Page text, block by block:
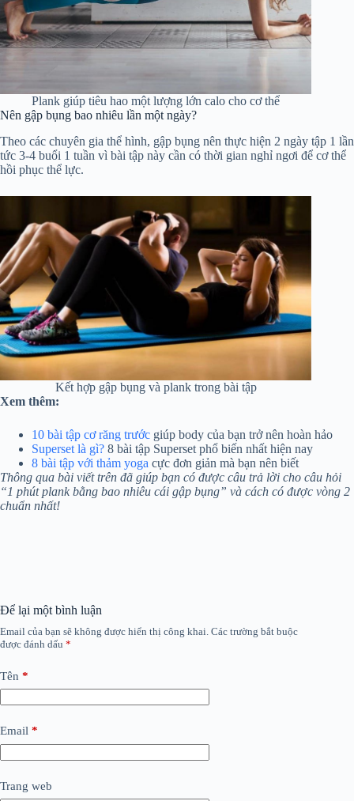
Plank giúp tiêu hao một lượng lớn calo cho cơ thể
Nên gập bụng bao nhiêu lần một ngày?
Theo các chuyên gia thể hình, gập bụng nên thực hiện 2 ngày tập 1 lần
tức 3-4 buổi 1 tuần vì bài tập này cần có thời gian nghỉ ngơi để cơ thể
hồi phục thể lực.
Kết hợp gập bụng và plank trong bài tập
Xem thêm:
10 bài tập cơ răng trước giúp body của bạn trở nên hoàn hảo
Superset là gì? 8 bài tập Superset phổ biến nhất hiện nay
8 bài tập với thảm yoga cực đơn giản mà bạn nên biết
Thông qua bài viết trên đã giúp bạn có được câu trả lời cho câu hỏi
“1 phút plank bằng bao nhiêu cái gập bụng” và cách có được vòng 2
chuẩn nhất!
Để lại một bình luận
Email của bạn sẽ không được hiển thị công khai. Các trường bắt buộc
được đánh dấu *
Tên *
Email *
Trang web